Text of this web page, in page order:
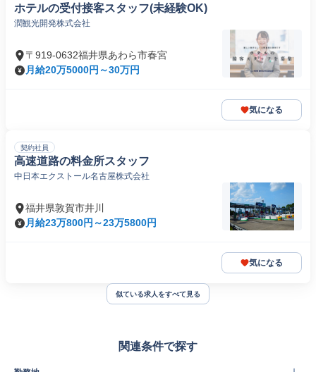
ホテルの受付接客スタッフ(未経験OK)
潤観光開発株式会社
〒919-0632福井県あわら市春宮
月給20万5000円～30万円
気になる
契約社員
高速道路の料金所スタッフ
中日本エクストール名古屋株式会社
福井県敦賀市井川
月給23万800円～23万5800円
気になる
似ている求人をすべて見る
関連条件で探す